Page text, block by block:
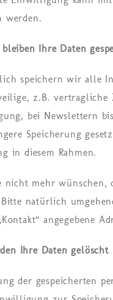
werden.
Ihre Daten
speichern wir alle
z.B.
bei Newslettern
Speicherung
in diesem Rahmen.
nicht mehr wünschen,
natürlich
angegebene
Ihre Daten gelöscht
der gespeicherten